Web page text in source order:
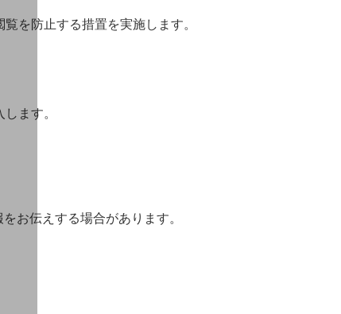
を防止する措置を実施します。
ます。
お伝えする場合があります。